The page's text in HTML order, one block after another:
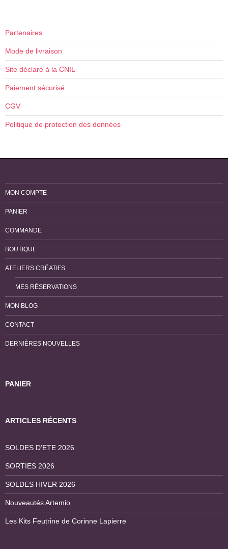
Partenaires
Mode de livraison
Site déclaré à la CNIL
Paiement sécurisé
CGV
Politique de protection des données
MON COMPTE
PANIER
COMMANDE
BOUTIQUE
ATELIERS CRÉATIFS
MES RÉSERVATIONS
MON BLOG
CONTACT
DERNIÈRES NOUVELLES
PANIER
ARTICLES RÉCENTS
SOLDES D’ETE 2026
SORTIES 2026
SOLDES HIVER 2026
Nouveautés Artemio
Les Kits Feutrine de Corinne Lapierre